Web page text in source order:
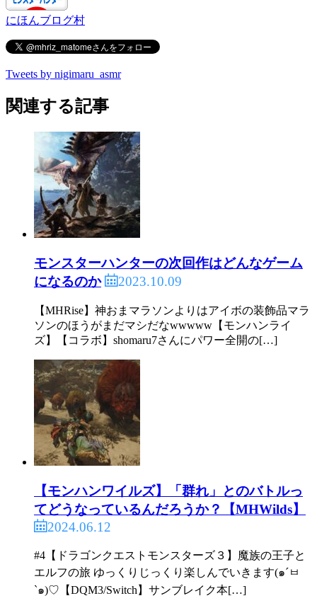
にほんブログ村
Tweets by nigimaru_asmr
関連する記事
モンスターハンターの次回作はどんなゲーム
になるのか
2023.10.09
【MHRise】神おまマラソンよりはアイボの装飾品マラ
ソンのほうがまだマシだなwwwww【モンハンライ
ズ】【コラボ】shomaru7さんにパワー全開の[…]
【モンハンワイルズ】「群れ」とのバトルっ
てどうなっているんだろうか？【MHWilds】
2024.06.12
#4【ドラゴンクエストモンスターズ３】魔族の王子と
エルフの旅 ゆっくりじっくり楽しんでいきます(๑´ㅂ
`๑)♡【DQM3/Switch】サンブレイク本[…]